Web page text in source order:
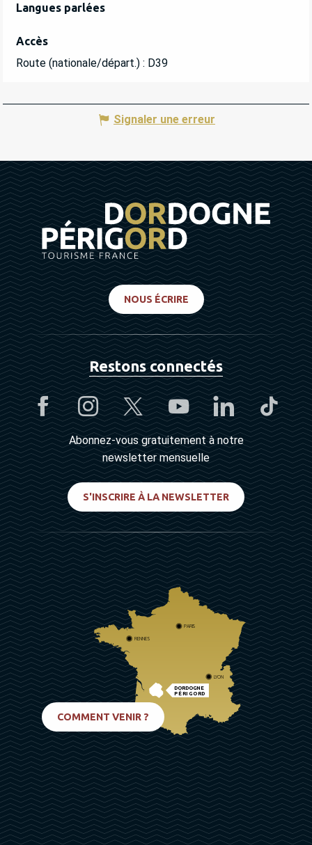
Langues parlées
Langues parlées
Accès
Accès
Route (nationale/départ.) : D39
Signaler une erreur
NOUS ÉCRIRE
Restons connectés
Abonnez-vous gratuitement à notre
newsletter mensuelle
S'INSCRIRE À LA NEWSLETTER
DORDOGNE
PÉRIGORD
PARIS
RENNES
LYON
COMMENT VENIR ?